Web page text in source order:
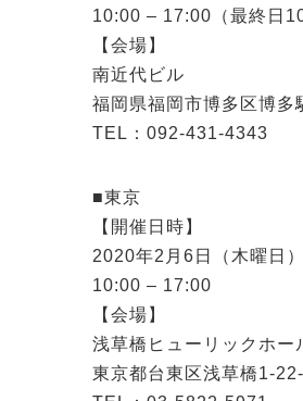
10:00 – 17:00（最終日
【会場】
南近代ビル
福岡県福岡市博多区博多
TEL：092-431-4343
■東京
【開催日時】
2020年2月6日（木曜日
10:00 – 17:00
【会場】
浅草橋ヒューリックホー
東京都台東区浅草橋1-